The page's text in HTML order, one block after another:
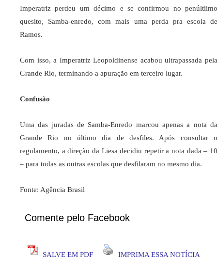
Imperatriz perdeu um décimo e se confirmou no penúltiimo
quesito, Samba-enredo, com mais uma perda pra escola de
Ramos.
Com isso, a Imperatriz Leopoldinense acabou ultrapassada pela
Grande Rio, terminando a apuração em terceiro lugar.
Confusão
Uma das juradas de Samba-Enredo marcou apenas a nota da
Grande Rio no último dia de desfiles. Após consultar o
regulamento, a direção da Liesa decidiu repetir a nota dada – 10
– para todas as outras escolas que desfilaram no mesmo dia.
Fonte: Agência Brasil
Comente pelo Facebook
SALVE EM PDF IMPRIMA ESSA NOTÍCIA